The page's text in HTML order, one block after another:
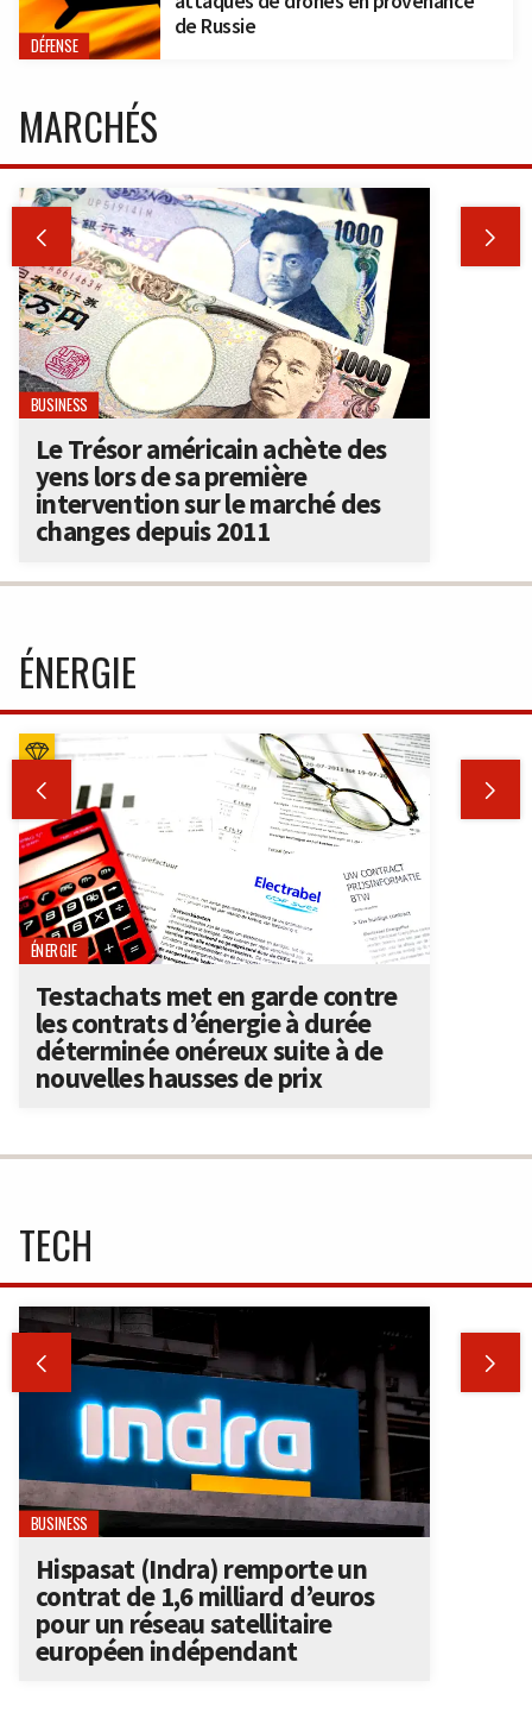
DÉFENSE
de Russie
MARCHÉS
 
BUSINESS
Le Trésor américain achète des
yens lors de sa première
intervention sur le marché des
changes depuis 2011
ÉNERGIE
 
ÉNERGIE
Testachats met en garde contre
les contrats d’énergie à durée
déterminée onéreux suite à de
nouvelles hausses de prix
TECH
 
BUSINESS
Hispasat (Indra) remporte un
contrat de 1,6 milliard d’euros
pour un réseau satellitaire
européen indépendant